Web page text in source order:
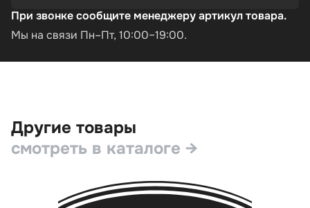
При звонке сообщите менеджеру артикул товара.
Мы на связи Пн–Пт, 10:00–19:00.
Другие товары
смотреть в каталоге →